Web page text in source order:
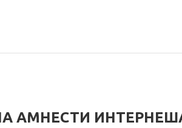
АМНЕСТИ